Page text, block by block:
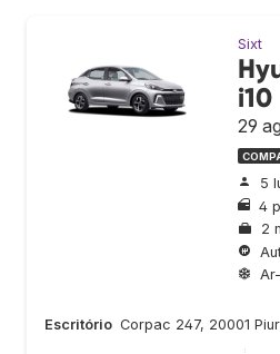
Sixt
i10
29
5
4
2
Escritório Corpac 247, 20001